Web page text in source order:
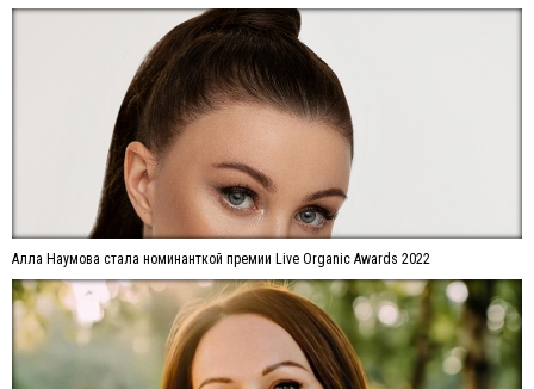
Алла Наумова стала номинанткой премии Live Organic Awards 2022